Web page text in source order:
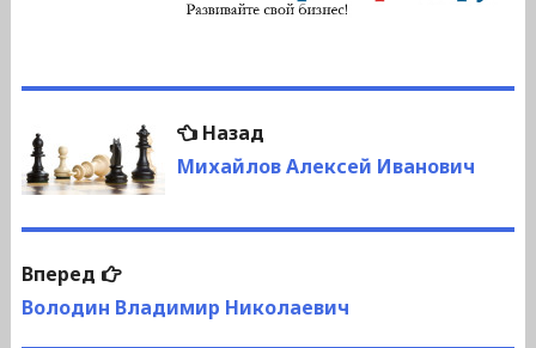
Навигация
по
записям
НазадПредыдущая
запись:
Михайлов Алексей Иванович
Вперед
Следующая
запись:
Володин Владимир Николаевич